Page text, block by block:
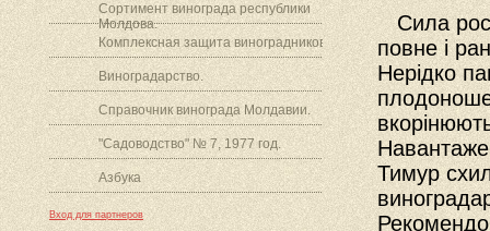
Сортимент винограда республики
Молдова.
Комплексная защита виноградников.
Виноградарство.
Справочник винограда Молдавии.
"Садоводство" № 7, 1977 год.
Азбука
Вход для партнеров
Сила
повне і
Нерідко
Тимур